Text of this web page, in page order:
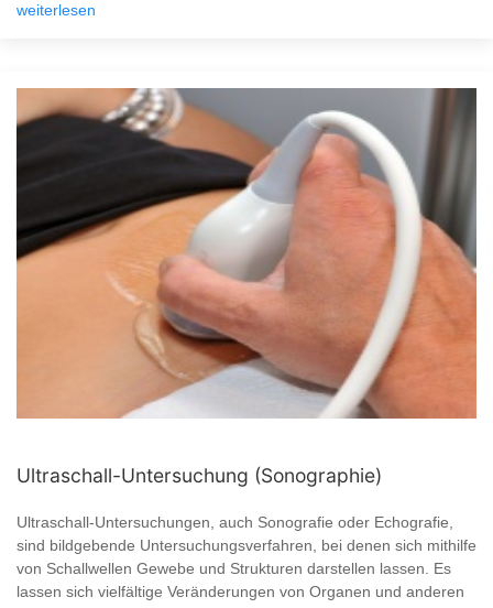
weiterlesen
Ultraschall-Untersuchung (Sonographie)
Ultraschall-Untersuchungen, auch Sonografie oder Echografie,
sind bildgebende Untersuchungsverfahren, bei denen sich mithilfe
von Schallwellen Gewebe und Strukturen darstellen lassen. Es
lassen sich vielfältige Veränderungen von Organen und anderen